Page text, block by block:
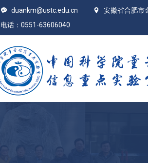
duankm@ustc.edu.cn
安徽省合肥市
电话：0551-63606040